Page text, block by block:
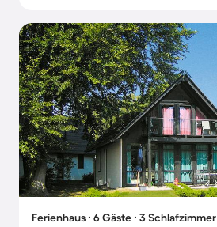
Ferienhaus ∙ 6 Gäste ∙ 3 Schlafzimmer